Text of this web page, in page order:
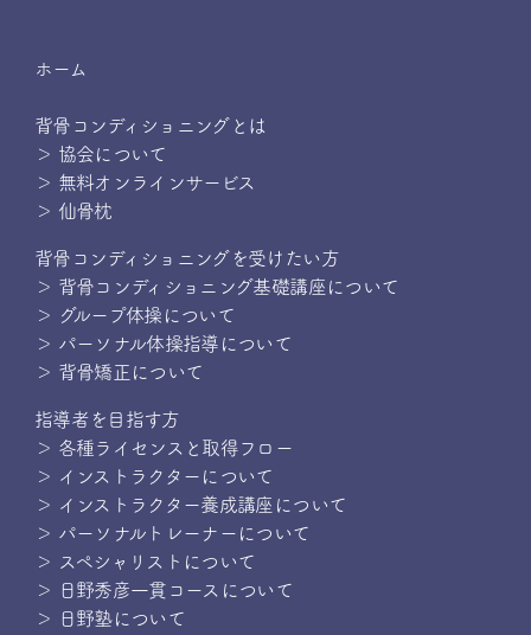
ホーム
背骨コンディショニングとは
＞ 協会について
＞ 無料オンラインサービス
＞ 仙骨枕
背骨コンディショニングを受けたい方
＞ 背骨コンディショニング基礎講座について
＞ グループ体操について
＞ パーソナル体操指導について
＞ 背骨矯正について
指導者を目指す方
＞ 各種ライセンスと取得フロー
＞ インストラクターについて
＞ インストラクター養成講座について
＞ パーソナルトレーナーについて
＞ スペシャリストについて
＞ 日野秀彦一貫コースについて
＞ 日野塾について